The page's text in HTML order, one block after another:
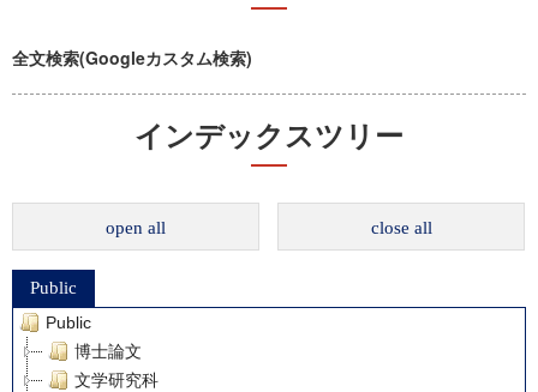
全文検索(Googleカスタム検索)
インデックスツリー
open all close all
Public
Public
博士論文
文学研究科